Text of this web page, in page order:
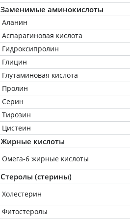
Заменимые аминокислоты
Аланин
Аспарагиновая кислота
Гидроксипролин
Глицин
Глутаминовая кислота
Пролин
Серин
Тирозин
Цистеин
Жирные кислоты
Омега-6 жирные кислоты
Стеролы (стерины)
Холестерин
Фитостеролы